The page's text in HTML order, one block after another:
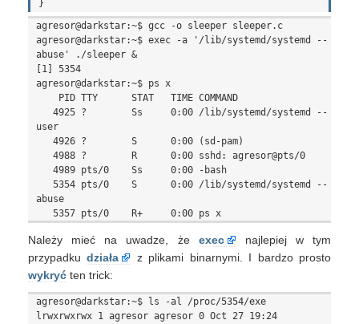
agresor@darkstar:~$ gcc -o sleeper sleeper.c
agresor@darkstar:~$ exec -a '/lib/systemd/systemd --
abuse' ./sleeper &
[1] 5354
agresor@darkstar:~$ ps x
user
abuse
Należy mieć na uwadze, że exec
najlepiej w tym
przypadkudziała
z plikami binarnymi. I bardzo prosto
wykryć ten trick:
agresor@darkstar:~$ ls -al /proc/5354/exe
lrwxrwxrwx 1 agresor agresor 0 Oct 27 19:24